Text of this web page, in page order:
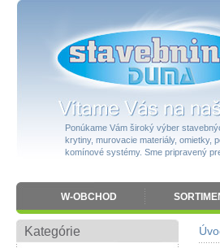
Ponúkame Vám široký výber
krytiny, murovacie materiály, omietky,
komínové systémy. Sme pripravený
W-OBCHOD
Kategórie